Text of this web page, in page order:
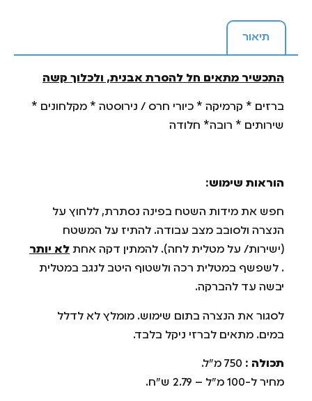
תיאור
התכשיר מתאים חל להסרת אבנית, ולכלוך קשה
ברזים * קרמיקה * כיורי חרס / נירוסטה * מקלחונים *
שירותים * רובה* חלודה
הוראות שימוש:
חפש את מידות השטח בפינה נסתרת, ללחוץ על
הנצרה ולסובב מצב עבודה. להתיז על המשטח
(ישירות/ על מטלית לחה). להמתין דקה אחת לא יותר
. לשפשף במטלית רכה ולשטוף היטב לנגב במטלית
יבשה עד להברקה.
לסגור את הנצרה בתום שימוש. מומלץ לא לדלל
במים. מתאים לברזי ניקל בלבד.
תכולה :
מחיר ל-100 מ"ל – 2.79 ש"ח.